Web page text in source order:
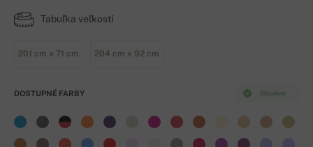
Tabuľka veľkostí
201 cm x 71 cm 204 cm x 92 cm
Skladom
DOSTUPNÉ FARBY